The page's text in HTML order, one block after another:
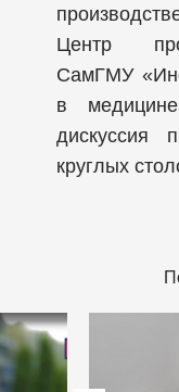
Центр
СамГМУ
в
дискуссия
круглых